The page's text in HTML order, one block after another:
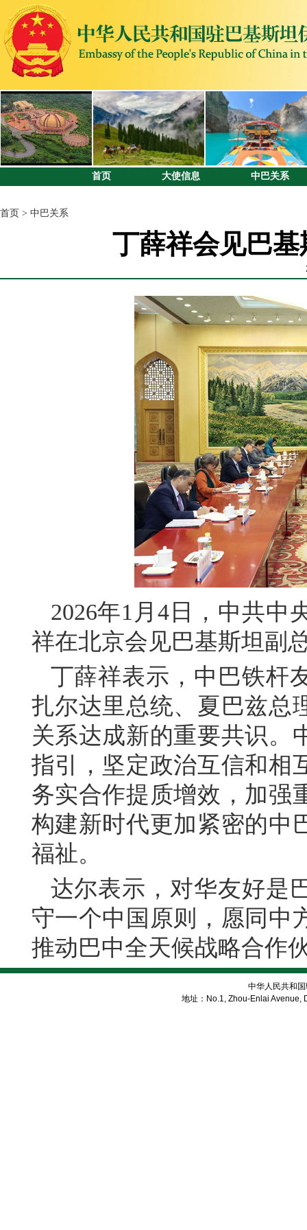
首页 大使信息 中巴关系
首页 > 中巴关系
丁薛祥会见巴
2026年1月4日，中共中
祥在北京会见巴基斯坦副
丁薛祥表示，中巴铁杆
扎尔达里总统、夏巴兹总
关系达成新的重要共识。
指引，坚定政治互信和相
务实合作提质增效，加强
构建新时代更加紧密的中
福祉。
达尔表示，对华友好是
守一个中国原则，愿同中
推动巴中全天候战略合作
中华人民共和
地址：No.1, Zhou-Enlai Avenue,